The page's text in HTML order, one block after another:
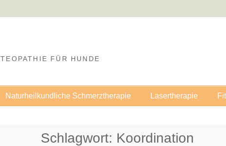
FÜR HUNDE
Naturheilkundliche Schmerztherapie Lasertherapie
Schlagwort: Koordination